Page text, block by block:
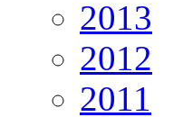
2013
2012
2011